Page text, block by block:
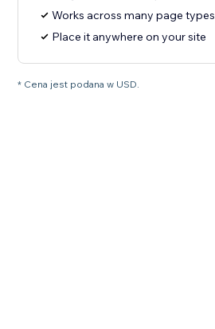
Works across many page types
Place it anywhere on your site
* Cena jest podana w USD.